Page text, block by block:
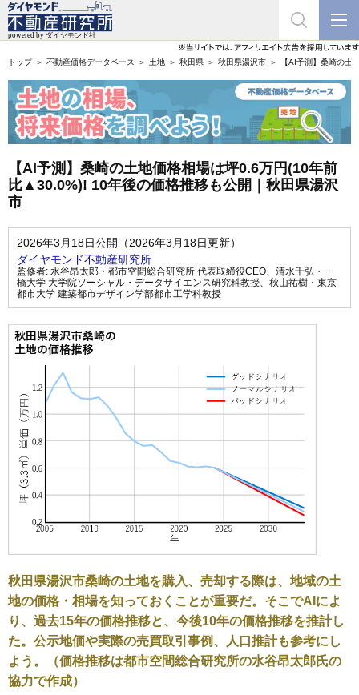
トップ 不動産価格データベース 土地 秋田県 秋田県湯沢市 【AI予測】桑崎の
【AI予測】桑崎の土地価格相場は坪0.6万円(10年前
比▲30.0%)! 10年後の価格推移も公開｜秋田県湯沢
市
2026年3月18日公開（2026年3月18日更新）
ダイヤモンド不動産研究所
監修者: 水谷昂太郎・都市空間総合研究所 代表取締役CEO、 清水千弘・一
橋大学 大学院ソーシャル・データサイエンス研究科教授、 秋山祐樹・東京
都市大学 建築都市デザイン学部都市工学科教授
秋田県湯沢市桑崎の土地を購入、売却する際は、地域の土
地の価格・相場を知っておくことが重要だ。そこでAIによ
り、過去15年の価格推移と、今後10年の価格推移を推計し
た。公示地価や実際の売買取引事例、人口推計も参考にし
よう。（価格推移は都市空間総合研究所の水谷昂太郎氏の
協力で作成）